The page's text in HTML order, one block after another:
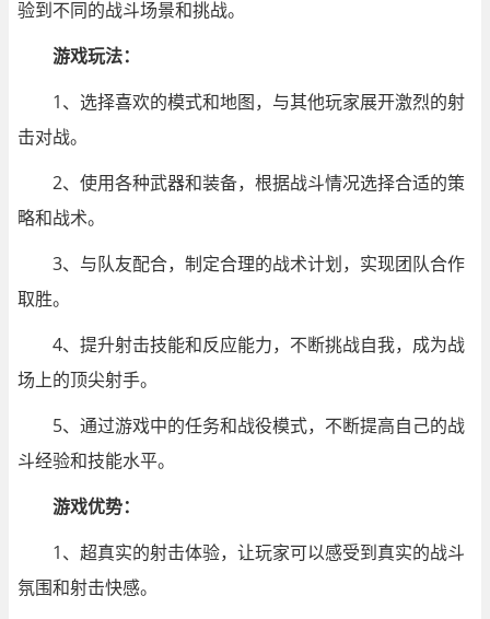
验到不同的战斗场景和挑战。
游戏玩法：
1、选择喜欢的模式和地图，与其他玩家展开激烈的射
击对战。
2、使用各种武器和装备，根据战斗情况选择合适的策
略和战术。
3、与队友配合，制定合理的战术计划，实现团队合作
取胜。
4、提升射击技能和反应能力，不断挑战自我，成为战
场上的顶尖射手。
5、通过游戏中的任务和战役模式，不断提高自己的战
斗经验和技能水平。
游戏优势：
1、超真实的射击体验，让玩家可以感受到真实的战斗
氛围和射击快感。